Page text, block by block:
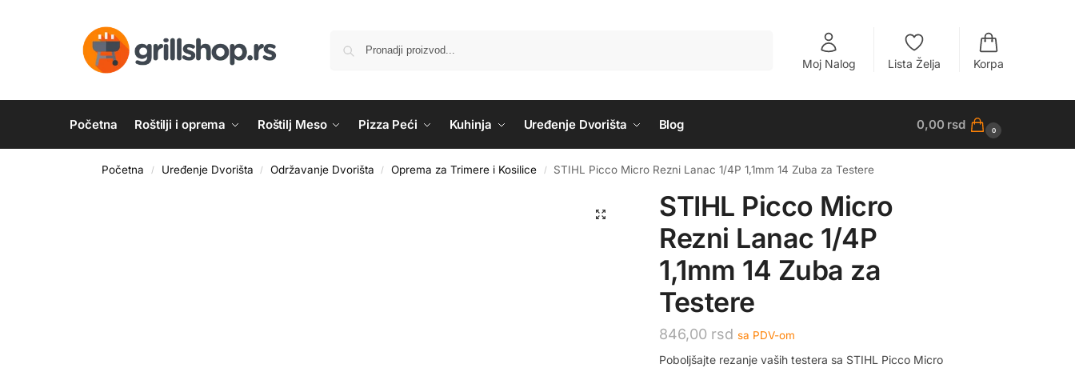
Moj Nalog Lista Želja Korpa
Početna Roštilji i oprema Roštilj Meso Pizza Peći Kuhinja Uređenje Dvorišta Blog 0,00 rsd 0
Početna / Uređenje Dvorišta / Održavanje Dvorišta / Oprema za Trimere i Kosilice / STIHL Picco Micro Rezni Lanac 1/4P 1,1mm 14 Zuba za Testere
STIHL Picco Micro
Rezni Lanac 1/4P
1,1mm 14 Zuba za
Testere
846,00 rsd sa PDV-om
Poboljšajte rezanje vaših testera sa STIHL Picco Micro